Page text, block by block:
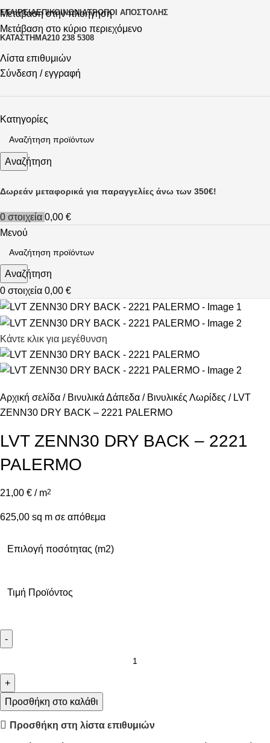
Μετάβαση στην πλοήγηση
Μετάβαση στο κύριο περιεχόμενο
ΕΤΑΙΡΕΊΑΕΠΙΚΟΙΝΩΝΊΑΤΡΌΠΟΙ ΑΠΟΣΤΟΛΉΣ
ΚΑΤΆΣΤΗΜΑ210 238 5308
Λίστα επιθυμιών
Σύνδεση / εγγραφή
Κατηγορίες
Αναζήτηση
Δωρεάν μεταφορικά για παραγγελίες άνω των 350€!
0 στοιχεία 0,00 €
Μενού
Αναζήτηση
0 στοιχεία 0,00 €
Κάντε κλικ για μεγέθυνση
Αρχική σελίδα Βινυλικά Δάπεδα Βινυλικές Λωρίδες
LVT
ZENN30 DRY BACK – 2221 PALERMO
LVT ZENN30 DRY BACK – 2221
PALERMO
21,00 € / m2
625,00 sq m σε απόθεμα
Επιλογή ποσότητας (m2)
Τιμή Προϊόντος
Προσθήκη στο καλάθι
Προσθήκη στη λίστα επιθυμιών